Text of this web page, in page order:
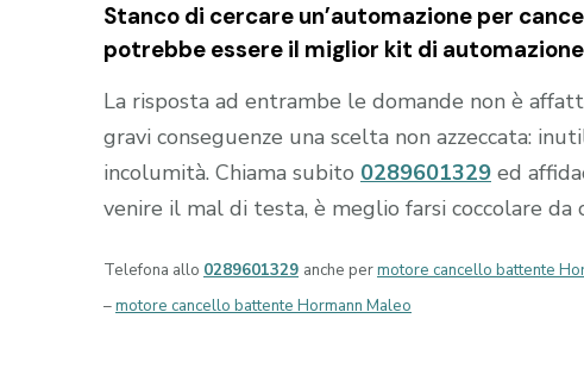
Stanco di cercare un’automazione per
potrebbe essere il miglior kit di
La risposta ad entrambe le domande non è
gravi conseguenze una scelta non azzeccata:
incolumità. Chiama subito 0289601329 ed
venire il mal di testa, è meglio farsi coccolare da
Telefona allo 0289601329 anche permotore cancello battente
–motore cancello battente Hormann Maleo